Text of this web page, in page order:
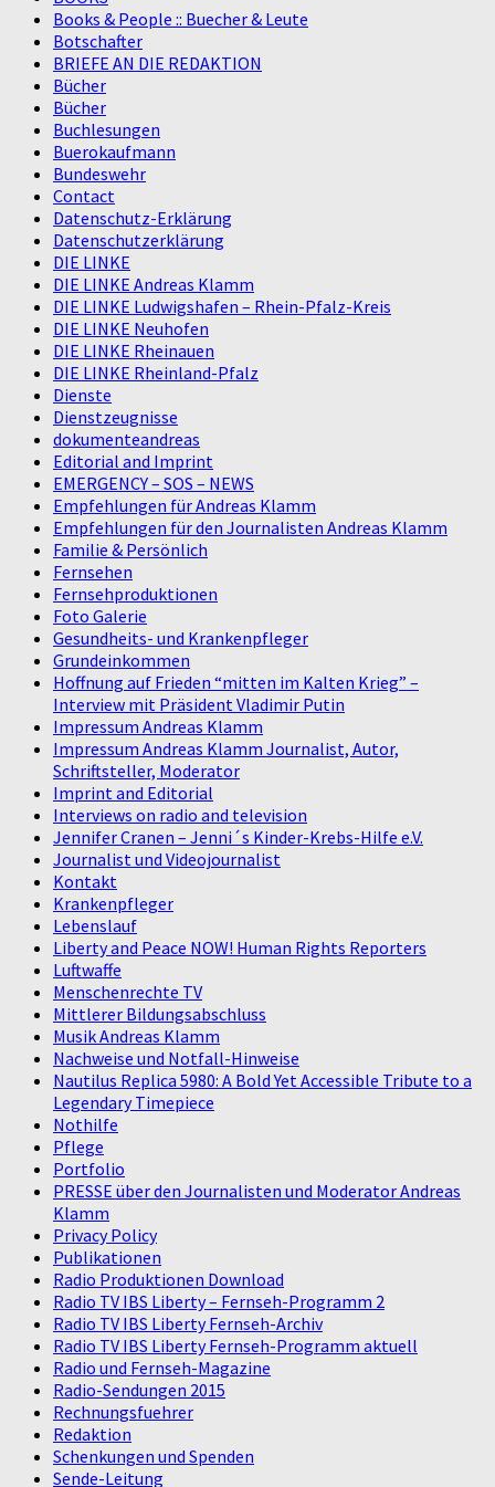
Books & People :: Buecher & Leute
Botschafter
BRIEFE AN DIE REDAKTION
Bücher
Bücher
Buchlesungen
Buerokaufmann
Bundeswehr
Contact
Datenschutz-Erklärung
Datenschutzerklärung
DIE LINKE
DIE LINKE Andreas Klamm
DIE LINKE Ludwigshafen – Rhein-Pfalz-Kreis
DIE LINKE Neuhofen
DIE LINKE Rheinauen
DIE LINKE Rheinland-Pfalz
Dienste
Dienstzeugnisse
dokumenteandreas
Editorial and Imprint
EMERGENCY – SOS – NEWS
Empfehlungen für Andreas Klamm
Empfehlungen für den Journalisten Andreas Klamm
Familie & Persönlich
Fernsehen
Fernsehproduktionen
Foto Galerie
Gesundheits- und Krankenpfleger
Grundeinkommen
Hoffnung auf Frieden “mitten im Kalten Krieg” –
Interview mit Präsident Vladimir Putin
Impressum Andreas Klamm
Impressum Andreas Klamm Journalist, Autor,
Schriftsteller, Moderator
Imprint and Editorial
Interviews on radio and television
Jennifer Cranen – Jenni´s Kinder-Krebs-Hilfe e.V.
Journalist und Videojournalist
Kontakt
Krankenpfleger
Lebenslauf
Liberty and Peace NOW! Human Rights Reporters
Luftwaffe
Menschenrechte TV
Mittlerer Bildungsabschluss
Musik Andreas Klamm
Nachweise und Notfall-Hinweise
Nautilus Replica 5980: A Bold Yet Accessible Tribute to a
Legendary Timepiece
Nothilfe
Pflege
Portfolio
PRESSE über den Journalisten und Moderator Andreas
Klamm
Privacy Policy
Publikationen
Radio Produktionen Download
Radio TV IBS Liberty – Fernseh-Programm 2
Radio TV IBS Liberty Fernseh-Archiv
Radio TV IBS Liberty Fernseh-Programm aktuell
Radio und Fernseh-Magazine
Radio-Sendungen 2015
Rechnungsfuehrer
Redaktion
Schenkungen und Spenden
Sende-Leitung